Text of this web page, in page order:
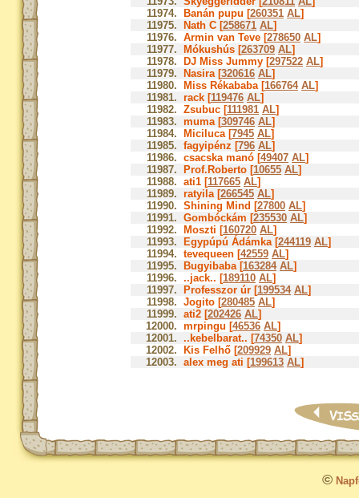
11974.
Banán pupu [260351 AL]
11975.
Nath C [258671 AL]
11976. Armin van Teve [278650 AL]
11977.
Mókushús [263709 AL]
11978.
DJ Miss Jummy [297522 AL]
11979.
Nasira [320616 AL]
11980.
Miss Rékababa [166764 AL]
11981. rack [119476 AL]
11982. Zsubuc [111981 AL]
11983. muma [309746 AL]
11984.
Miciluca [7945 AL]
11985. fagyipénz [796 AL]
11986. csacska manó [49407 AL]
11987.
Prof.Roberto [10655 AL]
11988. ati1 [117665 AL]
11989. ratyila [266545 AL]
11990. Shining Mind [27800 AL]
11991. Gombóckám [235530 AL]
11992.
Moszti [160720 AL]
11993.
Egypúpú Ádámka [244119 AL]
11994. tevequeen [42559 AL]
11995.
Bugyibaba [163284 AL]
11996. ..jack.. [189110 AL]
11997.
Professzor úr [199534 AL]
11998. Jogito [280485 AL]
11999. ati2 [202426 AL]
12000. mrpingu [46536 AL]
12001. ..kebelbarat.. [74350 AL]
12002.
Kis Felhő [209929 AL]
12003. alex meg ati [199613 AL]
©